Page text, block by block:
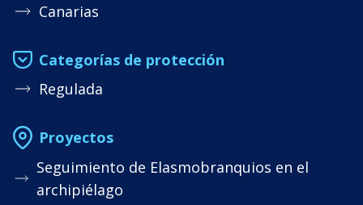
Canarias
Categorías de protección
Regulada
Proyectos
Seguimiento de Elasmobranquios en el
archipiélago